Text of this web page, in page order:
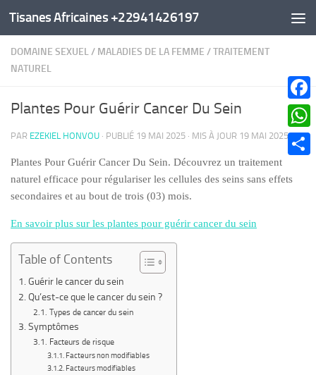
Au dessous du contenu
Tisanes Africaines +22941426197
DOMAINE SEXUEL/ MALADIES DE LA FEMME /TRAITEMENT
NATUREL
Plantes Pour Guérir Cancer Du Sein
PAR EZEKIEL HONVOU · PUBLIÉ 19 MAI 2025 · MIS À JOUR 19 MAI 2025
Plantes Pour Guérir Cancer Du Sein. Découvrez un traitement
naturel efficace pour régulariser les cellules des seins sans effets
secondaires et au bout de trois (03) mois.
En savoir plus sur les plantes pour guérir cancer du sein
Table of Contents
Guérir le cancer du sein
Qu’est-ce que le cancer du sein ?
Types de cancer du sein
Symptômes
Facteurs de risque
Facteurs non modifiables
Facteurs modifiables